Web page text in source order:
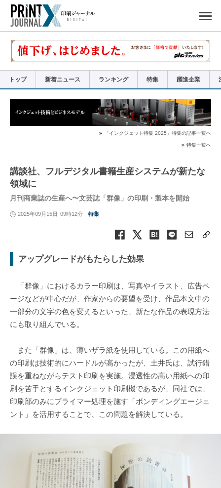
で
リ
トップ 新着ニュース ランキング 特集 躍進企業
「インクジェット特集 2025」特集の記事一覧へ
特集一覧へ
講談社、フルデジタル書籍生産システムが新たな
領域に
月刊商業誌の生産へ〜文芸誌「群像」の印刷・製本を開始
2025年09月15日 09時12分 特集
アップグレードがもたらした効果
「群像」におけるカラー印刷は、写真やイラスト、広告ペ
ージなどが中心だが、作家からの要望を受け、作品本文中の
一部分の文字の色を変えるといった、新たな作品の表現方法
にも取り組んでいる。
また「群像」は、薄いザラ紙を使用している。この用紙へ
の印刷は技術的にハードルが高かったが、土井氏は、試行錯
誤を重ねながらテスト印刷を実施。浸透性の高い用紙への印
刷を苦手とするインクジェット印刷機であるが、同社では、
印刷部のみにプライマー処理を施す「ボンディングエージェ
ント」を活用することで、この問題を解決している。